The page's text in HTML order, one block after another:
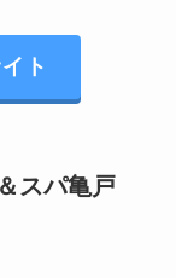
ト
スパ亀戸